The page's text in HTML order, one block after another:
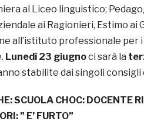
al Liceo linguistico;
ai Ragionieri, Estimo ai
all’istituto professionale per
Lunedì 23 giugnoci sarà la
stabilite dai singoli consigli
SCUOLA CHOC: DOCENTE
” E’ FURTO”